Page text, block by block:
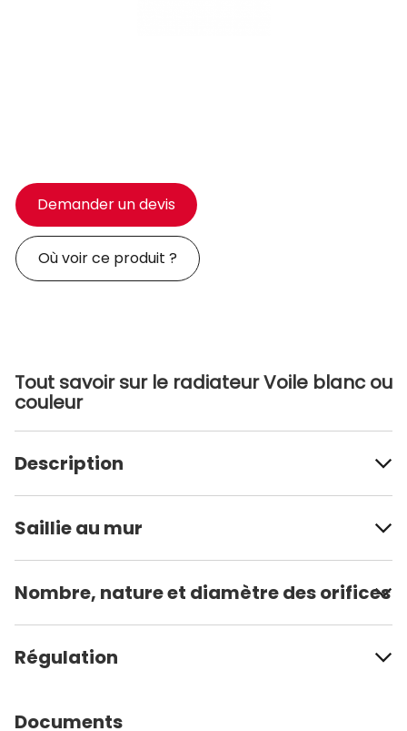
Demander un devis
Où voir ce produit ?
Tout savoir sur le radiateur Voile blanc ou
couleur
Description
Saillie au mur
Nombre, nature et diamètre des orifices
Régulation
Documents